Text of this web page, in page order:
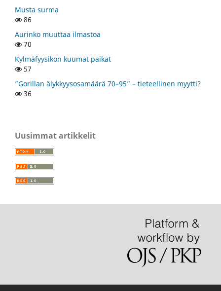
Musta surma
86
Aurinko muuttaa ilmastoa
70
Kylmäfyysikon kuumat paikat
57
”Gorillan älykkyysosamäärä 70–95” – tieteellinen myytti?
36
Uusimmat artikkelit